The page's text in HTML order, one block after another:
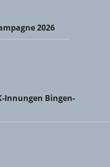
20262026
Bingen-Ingelheim
Innungen Bingen-